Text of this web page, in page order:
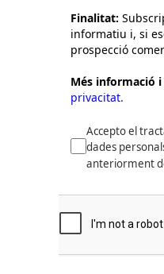
Finalitat:
informatiu i, si
prospecció
Més informació
privacitat.
Accepto el
dades
anteriorment